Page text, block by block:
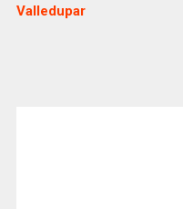
Valledupar